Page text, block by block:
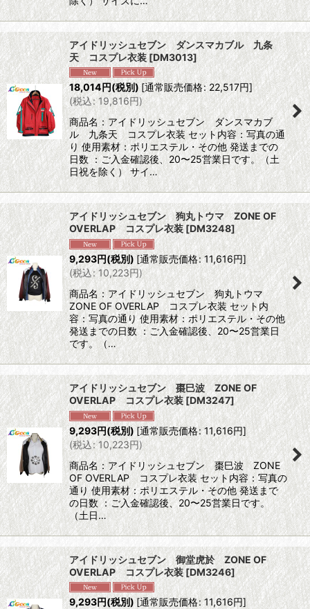
アイドリッシュセブン ダンスマカブル 九条
天 コスプレ衣装[DM3013]
18,014円(税別) [通常販売価格: 22,517円]
(税込: 19,816円)
商品名：アイドリッシュセブン ダンスマカブ
ル 九条天 コスプレ衣装 セット内容：写真の通
り 使用素材：ポリエステル・その他 発送までの
日数 ：ご入金確認後、20〜25営業日です。（土
日祝を除く） サイ…
アイドリッシュセブン 狗丸トウマ ZONE OF
OVERLAP コスプレ衣装[DM3248]
9,293円(税別)[通常販売価格: 11,616円]
(税込: 10,223円)
商品名：アイドリッシュセブン 狗丸トウマ
ZONE OF OVERLAP コスプレ衣装 セット内
容：写真の通り 使用素材：ポリエステル・その他
発送までの日数 ：ご入金確認後、20〜25営業日
です。（…
アイドリッシュセブン 棗巳波 ZONE OF
OVERLAP コスプレ衣装[DM3247]
9,293円(税別) [通常販売価格: 11,616円]
(税込: 10,223円)
商品名：アイドリッシュセブン 棗巳波 ZONE
OF OVERLAP コスプレ衣装 セット内容：写真の
通り 使用素材：ポリエステル・その他 発送まで
の日数 ：ご入金確認後、20〜25営業日です。
（土日…
アイドリッシュセブン 御堂虎於 ZONE OF
OVERLAP コスプレ衣装[DM3246]
9,293円(税別)[通常販売価格: 11,616円]